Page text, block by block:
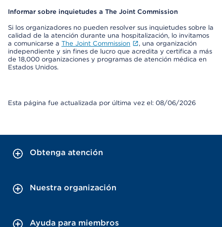
Informar sobre inquietudes a The Joint Commission
Si los organizadores no pueden resolver sus inquietudes sobre la
calidad de la atención durante una hospitalización, lo invitamos
a comunicarse a The Joint Commission
, una organización
independiente y sin fines de lucro que acredita y certifica a más
de 18,000 organizaciones y programas de atención médica en
Estados Unidos.
Esta página fue actualizada por última vez el: 08/06/2026
Obtenga atención
Nuestra organización
Ayuda para miembros